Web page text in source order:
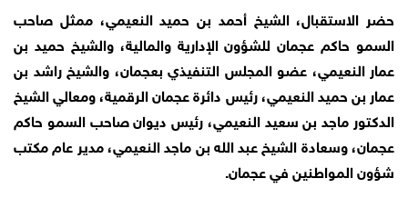
حضر الاستقبال، الشيخ أحمد بن حميد النعيمي، ممثل صاحب
السمو حاكم عجمان ‏للشؤون الإدارية والمالية، والشيخ حميد بن
عمار النعيمي، عضو المجلس التنفيذي بعجمان، والشيخ راشد بن
عمار بن حميد النعيمي، رئيس دائرة عجمان الرقمية، ومعالي الشيخ
الدكتور ماجد بن سعيد النعيمي، رئيس ديوان صاحب السمو ‏حاكم
عجمان، وسعادة الشيخ عبد الله بن ماجد النعيمي، مدير عام مكتب
شؤون المواطنين في عجمان.